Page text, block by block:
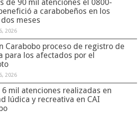
de 90 mil atenciones el 0800-
a carabobeños en los
meses
2026
Carabobo proceso de registro de
para los afectados por el
2026
6 mil atenciones realizadas en
lúdica y recreativa en CAI